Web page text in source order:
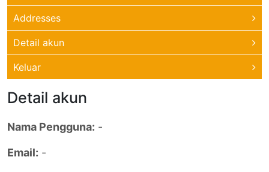
Addresses
Detail akun
Keluar
Detail akun
Nama Pengguna: -
Email: -